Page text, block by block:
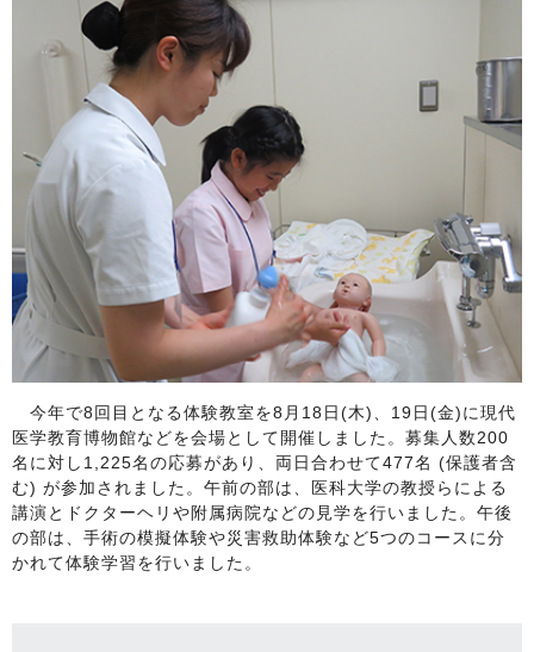
今年で8回目となる体験教室を8月18日(木)、19日(金)に現代
医学教育博物館などを会場として開催しました。募集人数200
名に対し1,225名の応募があり、両日合わせて477名 (保護者含
む) が参加されました。午前の部は、医科大学の教授らによる
講演とドクターヘリや附属病院などの見学を行いました。午後
の部は、手術の模擬体験や災害救助体験など5つのコースに分
かれて体験学習を行いました。